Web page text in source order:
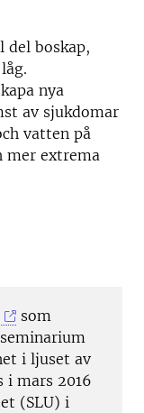
del boskap,
nya
av sjukdomar
vatten på
mer extrema
som
i ljuset av
mars 2016
(SLU) i